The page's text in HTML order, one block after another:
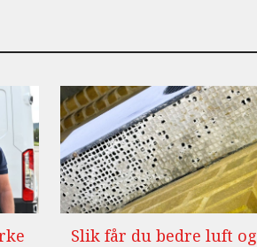
Slik får du bedre luft og